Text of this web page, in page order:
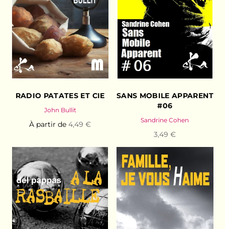
RADIO PATATES ET CIE
John Bullit
À partir de4,49 €
SANS MOBILE APPARENT
#06
Sandrine Cohen
3,49 €